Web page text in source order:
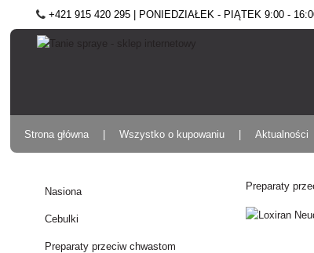
+421 915 420 295 | PONIEDZIAŁEK - PIĄTEK 9:00 -
Strona główna Wszystko o kupowaniu Aktualności
Nasiona
Cebulki
Preparaty przeciw chwastom
Preparaty